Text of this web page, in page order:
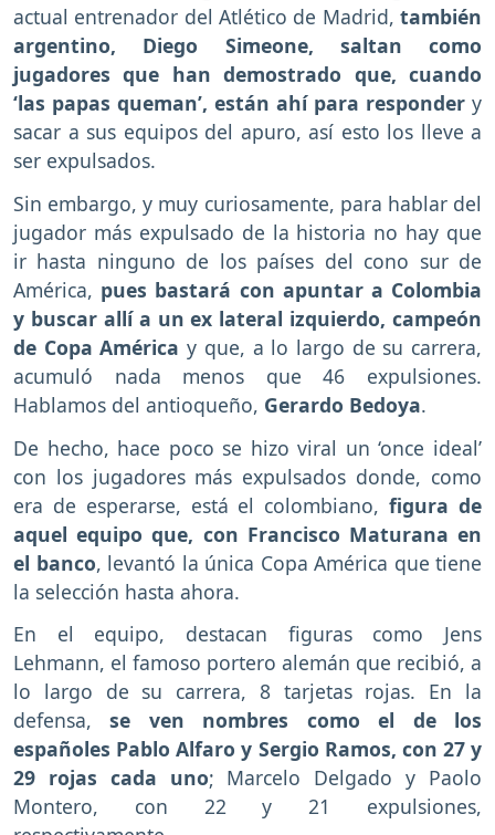
actual entrenador del Atlético de Madrid, también
argentino, Diego Simeone, saltan como
jugadores que han demostrado que, cuando
‘las papas queman’, están ahí para responder y
sacar a sus equipos del apuro, así esto los lleve a
ser expulsados.
Sin embargo, y muy curiosamente, para hablar del
jugador más expulsado de la historia no hay que
ir hasta ninguno de los países del cono sur de
América, pues bastará con apuntar a Colombia
y buscar allí a un ex lateral izquierdo, campeón
de Copa América y que, a lo largo de su carrera,
acumuló nada menos que 46 expulsiones.
Hablamos del antioqueño, Gerardo Bedoya.
De hecho, hace poco se hizo viral un ‘once ideal’
con los jugadores más expulsados donde, como
era de esperarse, está el colombiano,figura de
aquel equipo que, con Francisco Maturana en
el banco, levantó la única Copa América que tiene
la selección hasta ahora.
En el equipo, destacan figuras como Jens
Lehmann, el famoso portero alemán que recibió, a
lo largo de su carrera, 8 tarjetas rojas. En la
defensa,se ven nombres como el de los
españoles Pablo Alfaro y Sergio Ramos, con 27 y
29 rojas cada uno; Marcelo Delgado y Paolo
Montero, con 22 y 21 expulsiones,